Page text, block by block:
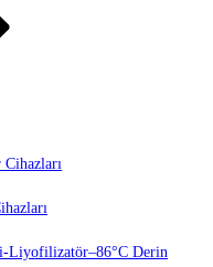
Liyofilizatör–86°C Derin